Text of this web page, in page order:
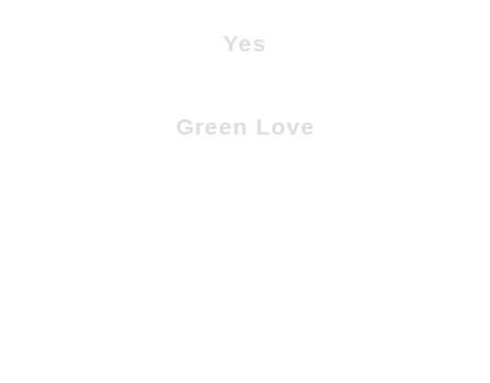
Yes
Green Love